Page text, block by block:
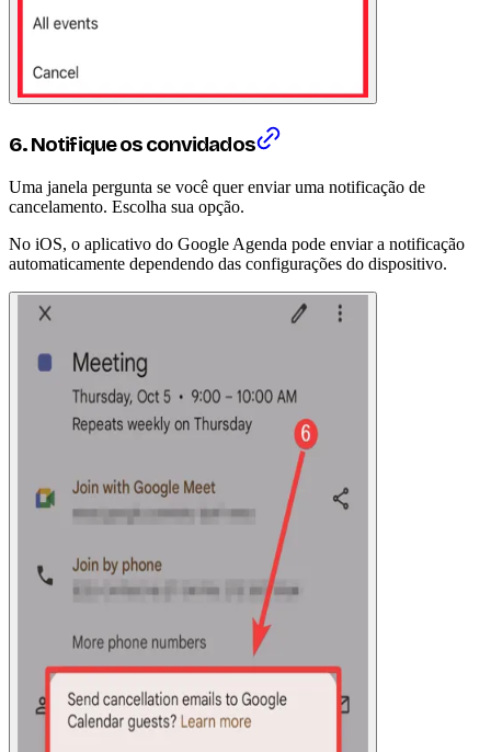
6. Notifique os convidados
Uma janela pergunta se você quer enviar uma notificação de
cancelamento. Escolha sua opção.
No iOS, o aplicativo do Google Agenda pode enviar a notificação
automaticamente dependendo das configurações do dispositivo.